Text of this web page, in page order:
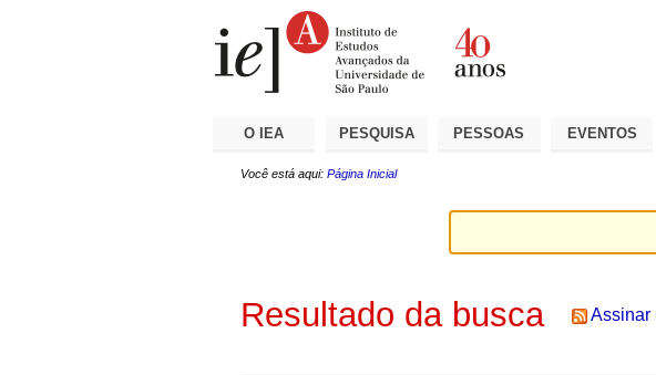
O IEA PESQUISA PESSOAS EVENTOS
Você está aqui: Página Inicial
Resultado da busca Assinar